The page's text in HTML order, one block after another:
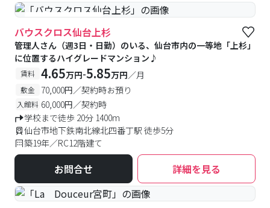
#女性専用フロアあり
バウスクロス仙台上杉
管理人さん（週3日・日勤）のいる、仙台市内の一等地「上杉」
に位置するハイグレードマンション♪
賃料 4.65万円-5.85万円／月
敷金 70,000円／契約時お預り
入館料 60,000円／契約時
学校まで徒歩 20分 1400m
仙台市地下鉄南北線北四番丁駅 徒歩5分
築19年／RC12階建て
お問合せ 詳細を見る